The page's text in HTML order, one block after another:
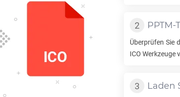
PPTM-
Überprüfen Sie
ICO Werkzeuge
Laden